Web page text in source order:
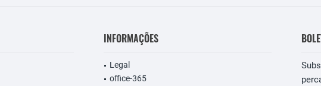
INFORMAÇÕES
Legal
office-365